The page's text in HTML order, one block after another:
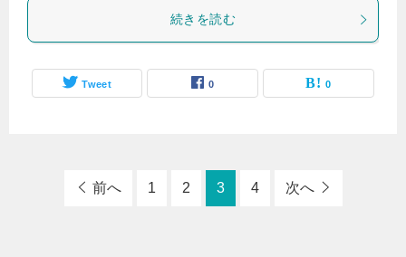
続きを読む
Tweet 0 0
前へ 1 2 3 4 次へ